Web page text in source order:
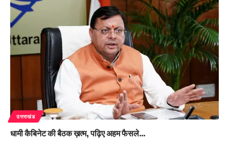
उत्तराखंड
धामी कैबिनेट की बैठक ख़त्म, पढ़िए अहम फैसले…